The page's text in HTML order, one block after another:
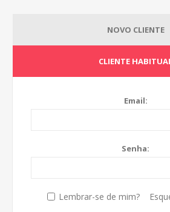
NOVO CLIENTE
CLIENTE
Email:
Senha:
Lembrar-se de mim?